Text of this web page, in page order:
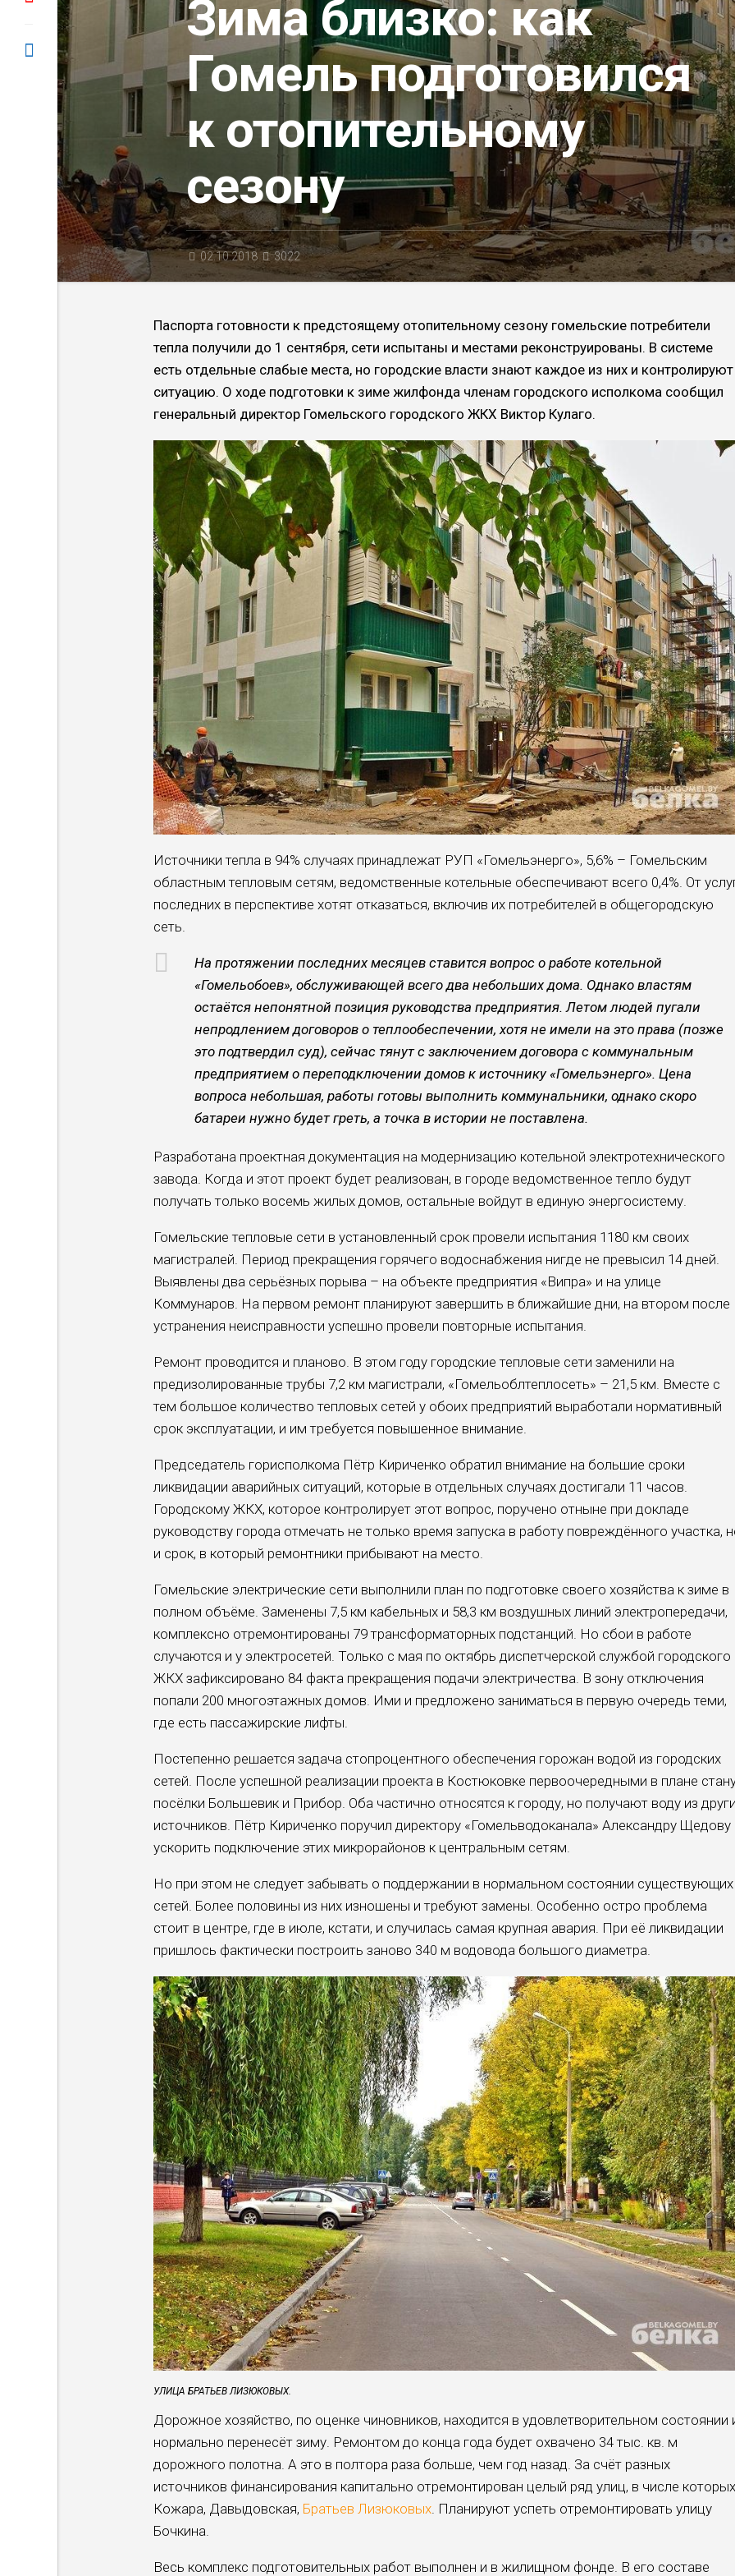
Зима близко: как
Гомель подготовился
к отопительному
сезону
02.10.2018 3022
Паспорта готовности к предстоящему отопительному сезону гомельские потребители
тепла получили до 1 сентября, сети испытаны и местами реконструированы. В системе
есть отдельные слабые места, но городские власти знают каждое из них и контролируют
ситуацию. О ходе подготовки к зиме жилфонда членам городского исполкома сообщил
генеральный директор Гомельского городского ЖКХ Виктор Кулаго.
Источники тепла в 94% случаях принадлежат РУП «Гомельэнерго», 5,6% – Гомельским
областным тепловым сетям, ведомственные котельные обеспечивают всего 0,4%. От
последних в перспективе хотят отказаться, включив их потребителей в общегородскую
сеть.
На протяжении последних месяцев ставится вопрос о работе котельной
«Гомельобоев», обслуживающей всего два небольших дома. Однако властям
остаётся непонятной позиция руководства предприятия. Летом людей пугали
непродлением договоров о теплообеспечении, хотя не имели на это права (позже
это подтвердил суд), сейчас тянут с заключением договора с коммунальным
предприятием о переподключении домов к источнику «Гомельэнерго». Цена
вопроса небольшая, работы готовы выполнить коммунальники, однако скоро
батареи нужно будет греть, а точка в истории не поставлена.
Разработана проектная документация на модернизацию котельной электротехнического
завода. Когда и этот проект будет реализован, в городе ведомственное тепло будут
получать только восемь жилых домов, остальные войдут в единую энергосистему.
Гомельские тепловые сети в установленный срок провели испытания 1180 км своих
магистралей. Период прекращения горячего водоснабжения нигде не превысил 14 дней.
Выявлены два серьёзных порыва – на объекте предприятия «Випра» и на улице
Коммунаров. На первом ремонт планируют завершить в ближайшие дни, на втором после
устранения неисправности успешно провели повторные испытания.
Ремонт проводится и планово. В этом году городские тепловые сети заменили на
предизолированные трубы 7,2 км магистрали, «Гомельоблтеплосеть» – 21,5 км. Вместе с
тем большое количество тепловых сетей у обоих предприятий выработали нормативный
срок эксплуатации, и им требуется повышенное внимание.
Председатель горисполкома Пётр Кириченко обратил внимание на большие сроки
ликвидации аварийных ситуаций, которые в отдельных случаях достигали 11 часов.
Городскому ЖКХ, которое контролирует этот вопрос, поручено отныне при докладе
руководству города отмечать не только время запуска в работу повреждённого участка,
и срок, в который ремонтники прибывают на место.
Гомельские электрические сети выполнили план по подготовке своего хозяйства к зиме в
полном объёме. Заменены 7,5 км кабельных и 58,3 км воздушных линий электропередачи,
комплексно отремонтированы 79 трансформаторных подстанций. Но сбои в работе
случаются и у электросетей. Только с мая по октябрь диспетчерской службой городского
ЖКХ зафиксировано 84 факта прекращения подачи электричества. В зону отключения
попали 200 многоэтажных домов. Ими и предложено заниматься в первую очередь теми,
где есть пассажирские лифты.
Постепенно решается задача стопроцентного обеспечения горожан водой из городских
сетей. После успешной реализации проекта в Костюковке первоочередными в плане
посёлки Большевик и Прибор. Оба частично относятся к городу, но получают воду из
источников. Пётр Кириченко поручил директору «Гомельводоканала» Александру Щедову
ускорить подключение этих микрорайонов к центральным сетям.
Но при этом не следует забывать о поддержании в нормальном состоянии существующих
сетей. Более половины из них изношены и требуют замены. Особенно остро проблема
стоит в центре, где в июле, кстати, и случилась самая крупная авария. При её ликвидации
пришлось фактически построить заново 340 м водовода большого диаметра.
УЛИЦА БРАТЬЕВ ЛИЗЮКОВЫХ.
Дорожное хозяйство, по оценке чиновников, находится в удовлетворительном состоянии
нормально перенесёт зиму. Ремонтом до конца года будет охвачено 34 тыс. кв. м
дорожного полотна. А это в полтора раза больше, чем год назад. За счёт разных
источников финансирования капитально отремонтирован целый ряд улиц, в числе которых
Кожара, Давыдовская, Братьев Лизюковых. Планируют успеть отремонтировать улицу
Бочкина.
Весь комплекс подготовительных работ выполнен и в жилищном фонде. В его составе